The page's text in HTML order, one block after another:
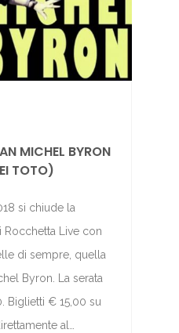
MICHEL BYRON
TOTO)
si chiude la
Live con
di sempre, quella
Byron. La serata
Biglietti € 15,00 su
al…